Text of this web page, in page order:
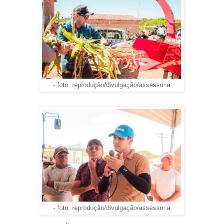
- foto: reprodução/divulgação/assessoria
- foto: reprodução/divulgação/assessoria